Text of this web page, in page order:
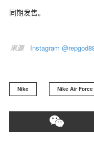
同期发售。
来源 Instagram
Nike Nike Air